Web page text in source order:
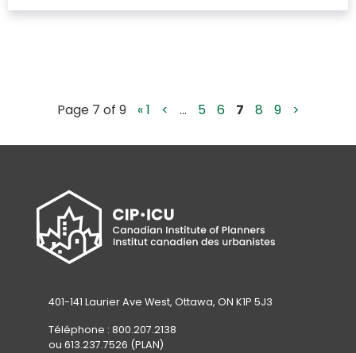
Page 7 of 9 « 1 < ... 5 6 7 8 9 >
401-141 Laurier Ave West, Ottawa, ON K1P 5J3
Téléphone : 800.207.2138
ou 613.237.7526 (PLAN)